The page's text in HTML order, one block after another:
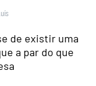
de existir uma
a par do que